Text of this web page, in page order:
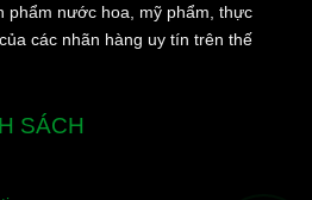
phẩm nước hoa, mỹ phẩm, thực
các nhãn hàng uy tín trên thế
SÁCH